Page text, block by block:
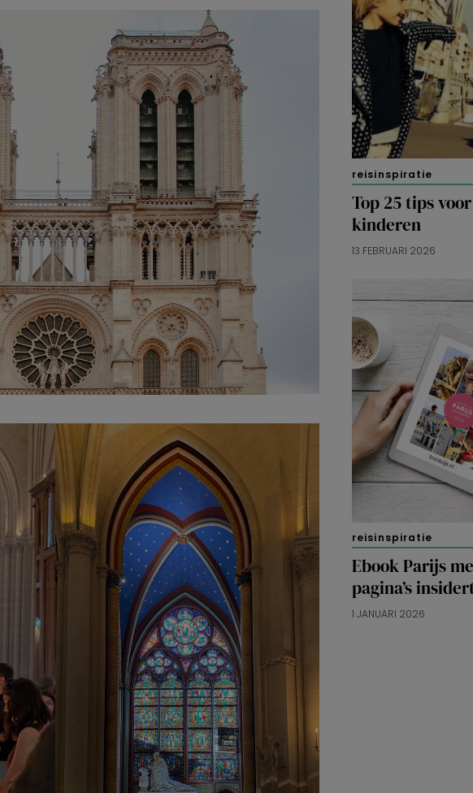
reisinspiratie
Top 25 tips
kinderen
13 FEBRUARI 2026
reisinspiratie
Ebook Parijs
pagina’s
1 JANUARI 2026